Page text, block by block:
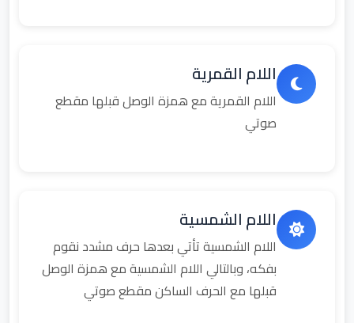
اللام القمرية
اللام القمرية مع همزة الوصل قبلها مقطع
صوتي
اللام الشمسية
اللام الشمسية تأتي بعدها حرف مشدد نقوم
بفكه، وبالتالي اللام الشمسية مع همزة الوصل
قبلها مع الحرف الساكن مقطع صوتي